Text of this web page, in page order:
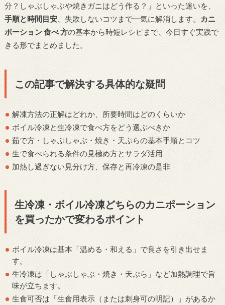
分？しゃぶしゃぶや焼きガニはどう作る？」といった迷いを、
手順と時間目安、失敗しないコツまで一気に解消します。
カニ
ポーション 食べ 方の基本から時短レシピまで、今日すぐ実践で
きる形でまとめました。
この記事で解決する具体的な疑問
解凍方法の正解はどれか、所要時間はどのくらいか
ボイル冷凍と生冷凍で食べ方をどう選ぶべきか
茹で方・しゃぶしゃぶ・焼き・天ぷらの基本手順とコツ
生で食べられる条件の見極め方とサラダ活用
加熱し過ぎない見分け方、保存と再冷凍の是非
生冷凍・ボイル冷凍どちらのカニポーション
を買ったかで変わるポイント
ボイル冷凍は基本「温める・和える」で良さを引き出せま
す。
生冷凍は「しゃぶしゃぶ・焼き・天ぷら」など加熱調理で旨
味が立ちます。
生食可否は「生食用表示（または刺身可の明記）」があるか